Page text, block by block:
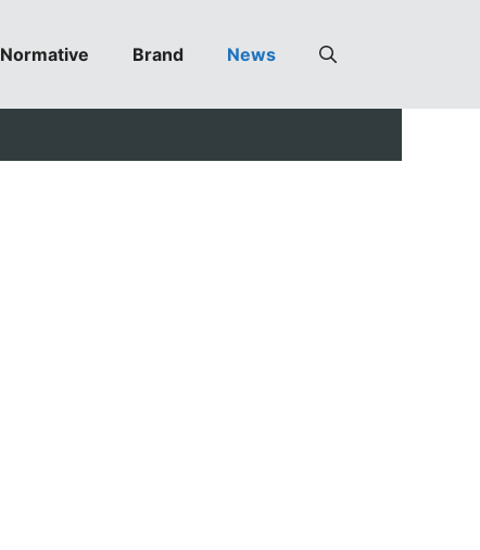
Normative Brand News